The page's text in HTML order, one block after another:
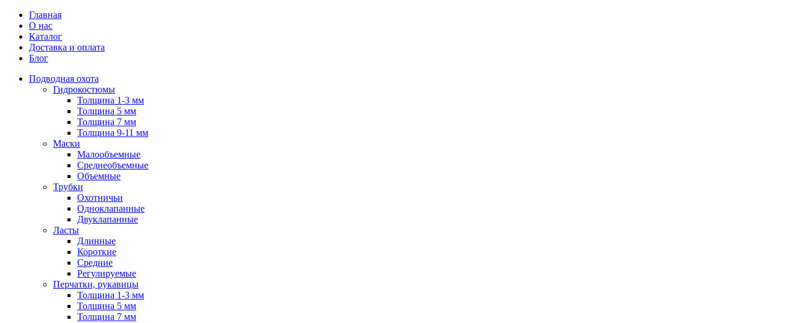
Главная
О нас
Каталог
Доставка и оплата
Блог
Подводная охота
Гидрокостюмы
Толщина 1-3 мм
Толщина 5 мм
Толщина 7 мм
Толщина 9-11 мм
Маски
Малообъемные
Среднеобъемные
Объемные
Трубки
Охотничьи
Одноклапанные
Двуклапанные
Ласты
Длинные
Короткие
Средние
Регулируемые
Перчатки, рукавицы
Толщина 1-3 мм
Толщина 5 мм
Толщина 7 мм